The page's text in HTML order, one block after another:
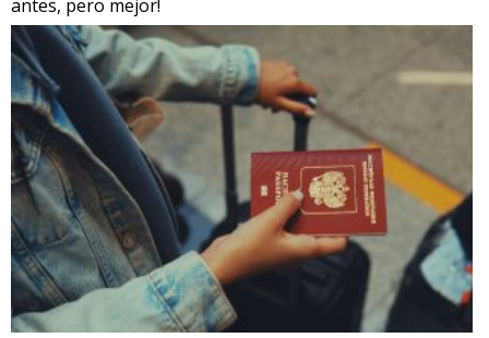
antes, pero mejor!